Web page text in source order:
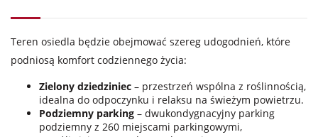
Teren osiedla będzie obejmować szereg udogodnień, które
podniosą komfort codziennego życia:
Zielony dziedziniec – przestrzeń wspólna z roślinnością,
idealna do odpoczynku i relaksu na świeżym powietrzu.
Podziemny parking – dwukondygnacyjny parking
podziemny z 260 miejscami parkingowymi,